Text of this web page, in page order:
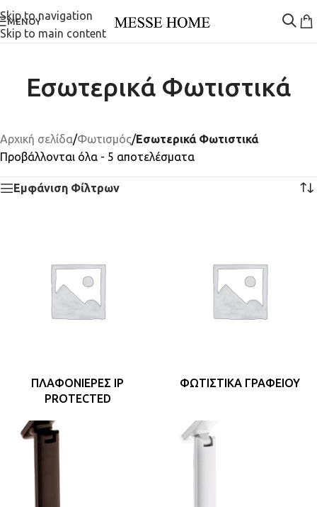
Skip to navigation
Skip to main content
ΜΕΝΟΎ
Εσωτερικά Φωτιστικά
Αρχική σελίδα/Φωτισμός/Εσωτερικά Φωτιστικά
Προβάλλονται όλα - 5 αποτελέσματα
Εμφάνιση Φίλτρων
ΠΛΑΦΟΝΙΈΡΕΣ IP
PROTECTED
ΦΩΤΙΣΤΙΚΆ ΓΡΑΦΕΊΟΥ